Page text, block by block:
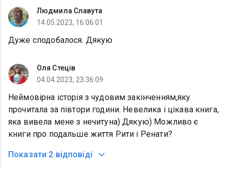
Людмила Славута
14.05.2023, 16:06:01
Дуже сподобалося. Дякую
Оля Стеців
04.04.2023, 23:36:09
Неймовірна історія з чудовим закінченням,яку
прочитала за півтори години. Невелика і цікава книга,
яка вивела мене з нечитуна) Дякую) Можливо є
книги про подальше життя Рити і Ренати?
Показати 2 відповіді